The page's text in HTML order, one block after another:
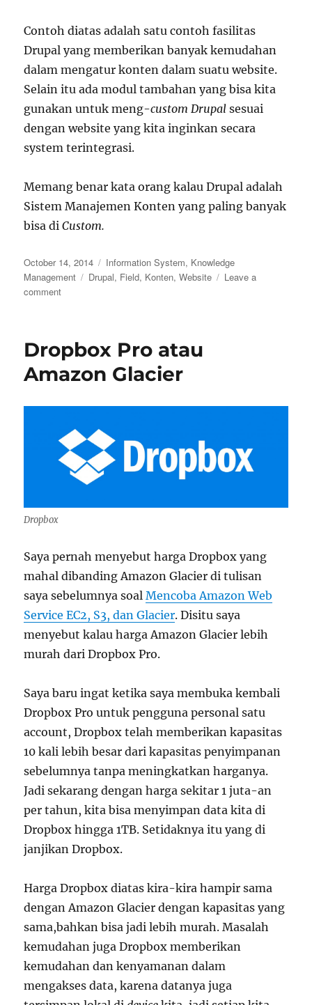
Contoh diatas adalah satu contoh fasilitas
Drupal yang memberikan banyak kemudahan
dalam mengatur konten dalam suatu website.
Selain itu ada modul tambahan yang bisa kita
gunakan untuk meng-custom Drupal sesuai
dengan website yang kita inginkan secara
system terintegrasi.
Memang benar kata orang kalau Drupal adalah
Sistem Manajemen Konten yang paling banyak
bisa diCustom.
Posted
on
October 14, 2014 Categories
Information System, Knowledge
Management
Tags
Drupal, Field, Konten,Website
Leave a
commenton
Saya
Suka
Dropbox Pro atau
Amazon Glacier
Dropbox
Saya pernah menyebut harga Dropbox yang
mahal dibanding Amazon Glacier di tulisan
saya sebelumnya soalMencoba Amazon Web
Service EC2, S3, dan Glacier. Disitu saya
menyebut kalau harga Amazon Glacier lebih
murah dari Dropbox Pro.
Saya baru ingat ketika saya membuka kembali
Dropbox Pro untuk pengguna personal satu
account, Dropbox telah memberikan kapasitas
10 kali lebih besar dari kapasitas penyimpanan
sebelumnya tanpa meningkatkan harganya.
Jadi sekarang dengan harga sekitar 1 juta-an
per tahun, kita bisa menyimpan data kita di
Dropbox hingga 1TB. Setidaknya itu yang di
janjikan Dropbox.
Harga Dropbox diatas kira-kira hampir sama
dengan Amazon Glacier dengan kapasitas yang
sama,bahkan bisa jadi lebih murah. Masalah
kemudahan juga Dropbox memberikan
kemudahan dan kenyamanan dalam
mengakses data, karena datanya juga